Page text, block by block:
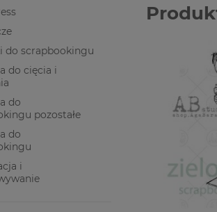
do scrapbookingu
do cięcia i
do
pozostałe
do
i